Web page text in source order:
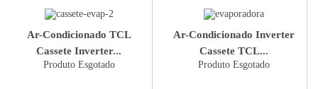
Ar-Condicionado TCL
Cassete Inverter...
Produto Esgotado
Ar-Condicionado Inverter
Cassete TCL...
Produto Esgotado